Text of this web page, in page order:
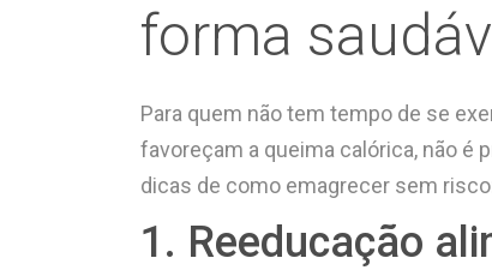
forma
Para quem não tem tempo de se
favoreçam a queima calórica, não é
dicas de como emagrecer sem
1. Reeducação